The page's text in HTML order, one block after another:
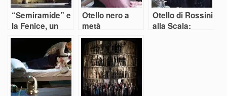
“Semiramide” e
la Fenice, un
connubio
fortunato nel
nome di Rossini
Otello nero a
metà
Otello di Rossini
alla Scala: